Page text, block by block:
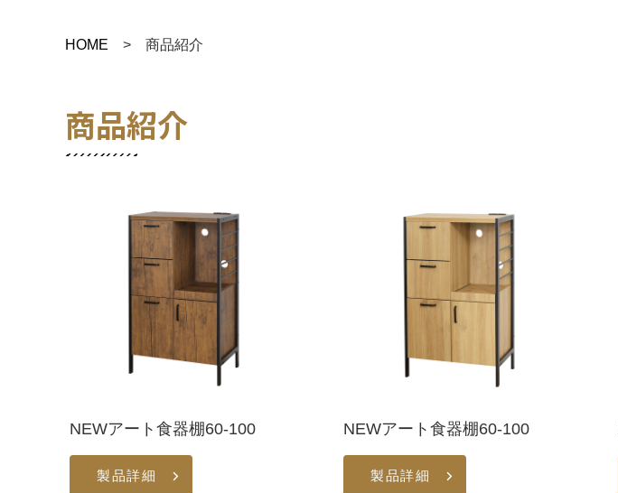
HOME > 商品紹介
商品紹介
NEWアート食器棚60-100
製品詳細
NEWアート食器棚60-100
製品詳細